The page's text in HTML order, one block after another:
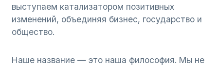
выступаем катализатором позитивных
изменений, объединяя бизнес, государство и
общество.
Наше название — это наша философия. Мы не